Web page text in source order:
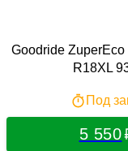
Goodride
R18XL
Под
5 550